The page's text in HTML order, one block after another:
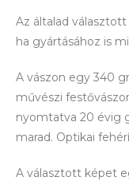
Az általad
ha gyártásához is
A vászon egy 340
művészi
nyomtatva 20 évig
marad. Optikai
A választott képet